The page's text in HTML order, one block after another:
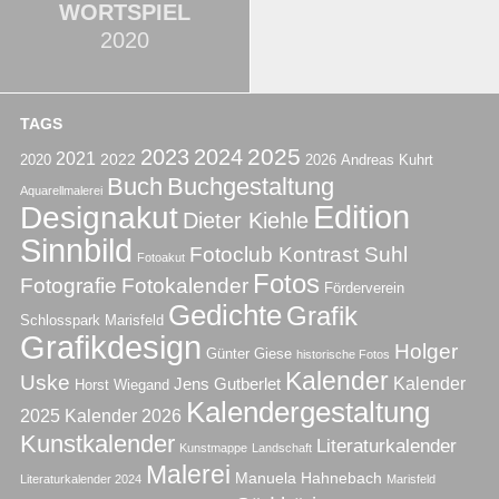
WORTSPIEL
2020
Sinnbild,Gedichte ,Grafik ,Grafikdesign ,
,Kunstmappe,LichtSpiel
Malerei
TAGS
2020 2021 2022 2023 2024 2025 2026 Andreas Kuhrt
Aquarellmalerei Buch Buchgestaltung
Designakut Dieter Kiehle Edition
Sinnbild Fotoakut Fotoclub Kontrast Suhl
Fotografie Fotokalender Fotos Förderverein
Schlosspark Marisfeld Gedichte Grafik
Grafikdesign Günter Giese historische Fotos Holger
Uske Horst Wiegand Jens Gutberlet Kalender Kalender
2025 Kalender 2026 Kalendergestaltung
Kunstkalender Kunstmappe Landschaft Literaturkalender
Literaturkalender 2024 Malerei Manuela Hahnebach Marisfeld